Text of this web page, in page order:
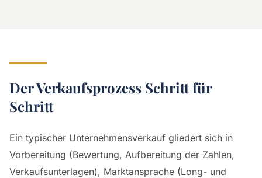
Der Verkaufsprozess Schritt für
Schritt
Ein typischer Unternehmensverkauf gliedert sich in
Vorbereitung (Bewertung, Aufbereitung der Zahlen,
Verkaufsunterlagen), Marktansprache (Long- und